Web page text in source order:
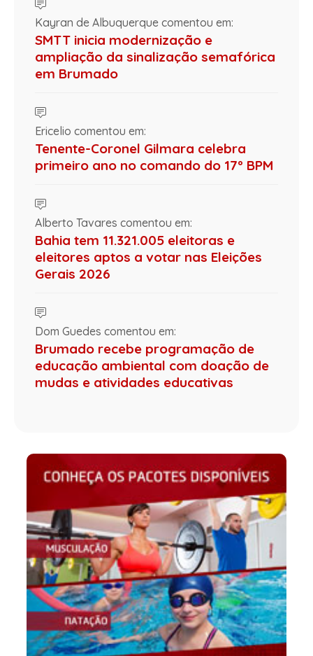
Kayran de Albuquerque comentou em:
SMTT inicia modernização e
ampliação da sinalização semafórica
em Brumado
Ericelio comentou em:
Tenente-Coronel Gilmara celebra
primeiro ano no comando do 17º BPM
Alberto Tavares comentou em:
Bahia tem 11.321.005 eleitoras e
eleitores aptos a votar nas Eleições
Gerais 2026
Dom Guedes comentou em:
Brumado recebe programação de
educação ambiental com doação de
mudas e atividades educativas